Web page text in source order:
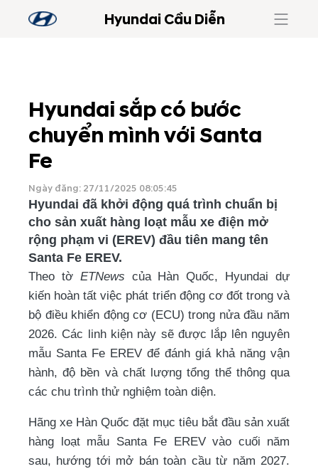
Hyundai Cầu Diễn
Hyundai sắp có bước
chuyển mình với Santa
Fe
Ngày đăng: 27/11/2025 08:05:45
Hyundai đã khởi động quá trình chuẩn bị
cho sản xuất hàng loạt mẫu xe điện mở
rộng phạm vi (EREV) đầu tiên mang tên
Santa Fe EREV.
Theo tờ ETNews của Hàn Quốc, Hyundai dự
kiến hoàn tất việc phát triển động cơ đốt trong và
bộ điều khiển động cơ (ECU) trong nửa đầu năm
2026. Các linh kiện này sẽ được lắp lên nguyên
mẫu Santa Fe EREV để đánh giá khả năng vận
hành, độ bền và chất lượng tổng thể thông qua
các chu trình thử nghiệm toàn diện.
Hãng xe Hàn Quốc đặt mục tiêu bắt đầu sản xuất
hàng loạt mẫu Santa Fe EREV vào cuối năm
sau, hướng tới mở bán toàn cầu từ năm 2027.